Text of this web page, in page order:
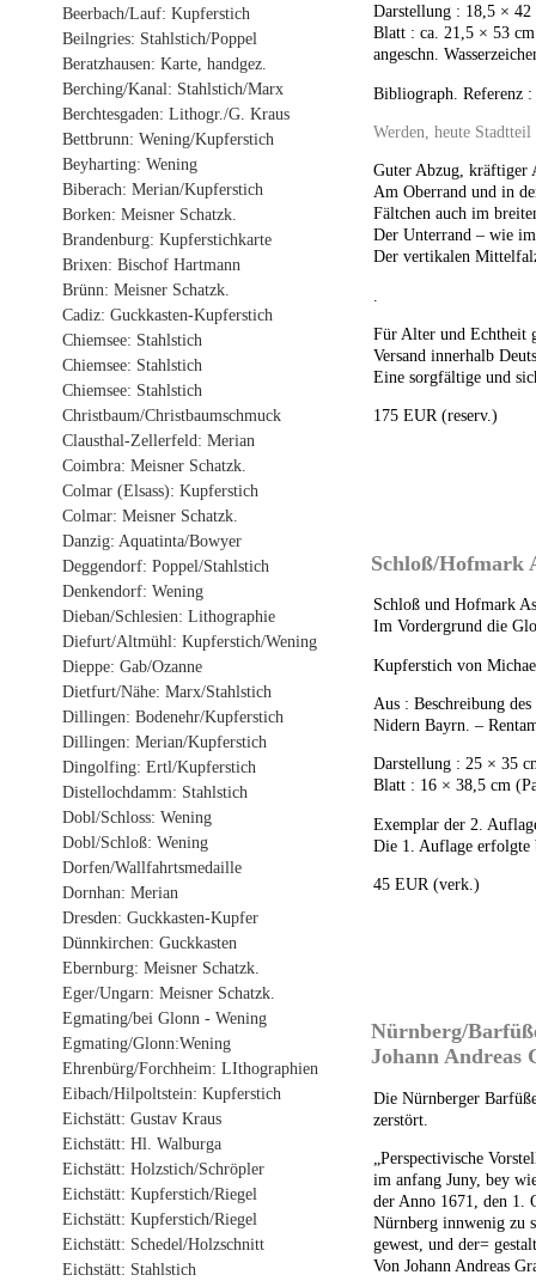
Beerbach/Lauf: Kupferstich
Beilngries: Stahlstich/Poppel
Beratzhausen: Karte, handgez.
Berching/Kanal: Stahlstich/Marx
Berchtesgaden: Lithogr./G. Kraus
Bettbrunn: Wening/Kupferstich
Beyharting: Wening
Biberach: Merian/Kupferstich
Borken: Meisner Schatzk.
Brandenburg: Kupferstichkarte
Brixen: Bischof Hartmann
Brünn: Meisner Schatzk.
Cadiz: Guckkasten-Kupferstich
Chiemsee: Stahlstich
Chiemsee: Stahlstich
Chiemsee: Stahlstich
Christbaum/Christbaumschmuck
Clausthal-Zellerfeld: Merian
Coimbra: Meisner Schatzk.
Colmar (Elsass): Kupferstich
Colmar: Meisner Schatzk.
Danzig: Aquatinta/Bowyer
Deggendorf: Poppel/Stahlstich
Denkendorf: Wening
Dieban/Schlesien: Lithographie
Diefurt/Altmühl: Kupferstich/Wening
Dieppe: Gab/Ozanne
Dietfurt/Nähe: Marx/Stahlstich
Dillingen: Bodenehr/Kupferstich
Dillingen: Merian/Kupferstich
Dingolfing: Ertl/Kupferstich
Distellochdamm: Stahlstich
Dobl/Schloss: Wening
Dobl/Schloß: Wening
Dorfen/Wallfahrtsmedaille
Dornhan: Merian
Dresden: Guckkasten-Kupfer
Dünnkirchen: Guckkasten
Ebernburg: Meisner Schatzk.
Eger/Ungarn: Meisner Schatzk.
Egmating/bei Glonn - Wening
Egmating/Glonn:Wening
Ehrenbürg/Forchheim: LIthographien
Eibach/Hilpoltstein: Kupferstich
Eichstätt: Gustav Kraus
Eichstätt: Hl. Walburga
Eichstätt: Holzstich/Schröpler
Eichstätt: Kupferstich/Riegel
Eichstätt: Kupferstich/Riegel
Eichstätt: Schedel/Holzschnitt
Eichstätt: Stahlstich
Darstellung : 18,5 × 42
Blatt : ca. 21,5 × 53
angeschn.
Bibliograph. Referenz :
Werden, heute
Guter Abzug, kräftiger
Am Oberrand und in
Fältchen auch im
Der Unterrand – wie
Der vertikalen
Für Alter und Echtheit
Versand innerhalb
Eine sorgfältige und
175 EUR (reserv.)
Schloß/Hofmark
Schloß und Hofmark
Im Vordergrund die
Kupferstich von
Aus : Beschreibung
Nidern Bayrn. –
Darstellung : 25 × 35
Blatt : 16 × 38,5 cm
Exemplar der 2.
Die 1. Auflage erfolgte
45 EUR (verk.)
Nürnberg/
Johann Andreas
Die Nürnberger
zerstört.
„Perspectivische
im anfang Juny, bey
der Anno 1671, den 1.
Nürnberg innwenig zu
gewest, und der=
Von Johann Andreas